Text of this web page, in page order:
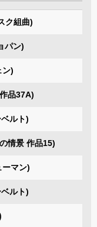
ク組曲)
パン)
ン)
品37A)
ルト)
情景 作品15)
ーマン)
ルト)